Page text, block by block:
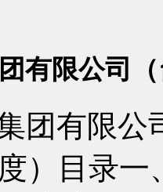
有限公司
团有限公
）目录